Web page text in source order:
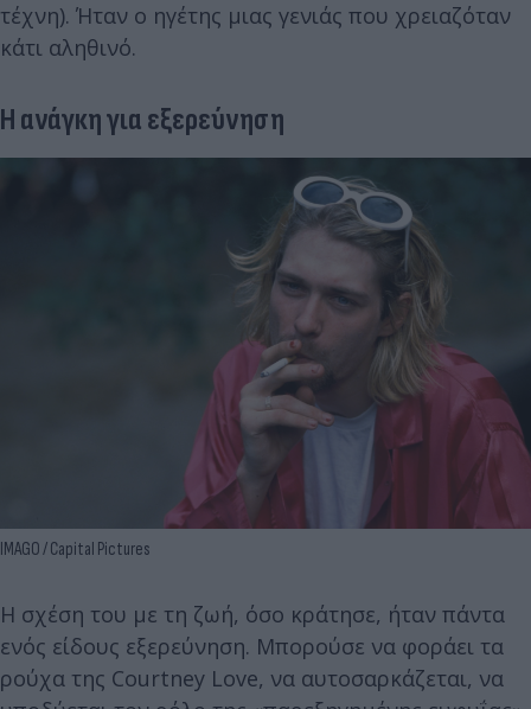
τέχνη). Ήταν ο ηγέτης μιας γενιάς που χρειαζόταν
κάτι αληθινό.
Η ανάγκη για εξερεύνηση
IMAGO / Capital Pictures
Η σχέση του με τη ζωή, όσο κράτησε, ήταν πάντα
ενός είδους εξερεύνηση. Μπορούσε να φοράει τα
ρούχα της Courtney Love, να αυτοσαρκάζεται, να